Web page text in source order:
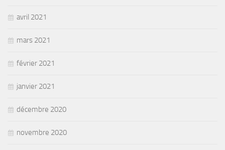
avril 2021
mars 2021
février 2021
janvier 2021
décembre 2020
novembre 2020